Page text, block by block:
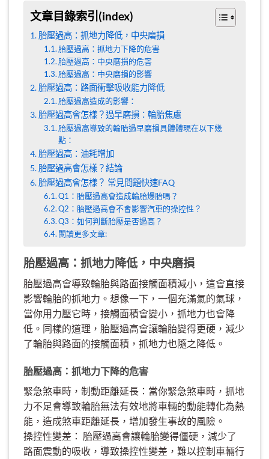
文章目錄索引(index)
胎壓過高：抓地力降低，中央磨損
胎壓過高：抓地力下降的危害
胎壓過高：中央磨損的危害
胎壓過高：中央磨損的影響
胎壓過高：路面衝擊吸收能力降低
胎壓過高造成的影響：
胎壓過高會怎樣？過早磨損：輪胎焦慮
胎壓過高導致的輪胎過早磨損具體體現在以下幾
點：
胎壓過高：油耗增加
胎壓過高會怎樣？結論
胎壓過高會怎樣？ 常見問題快速FAQ
Q1：胎壓過高會造成輪胎爆胎嗎？
Q2：胎壓過高會不會影響汽車的操控性？
Q3：如何判斷胎壓是否過高？
閱讀更多文章:
胎壓過高：抓地力降低，中央磨損
胎壓過高會導致輪胎與路面接觸面積減小，這會直接
影響輪胎的抓地力。想像一下，一個充滿氣的氣球，
當你用力壓它時，接觸面積會變小，抓地力也會降
低。同樣的道理，胎壓過高會讓輪胎變得更硬，減少
了輪胎與路面的接觸面積，抓地力也隨之降低。
胎壓過高：抓地力下降的危害
緊急煞車時，制動距離延長：當你緊急煞車時，抓地
力不足會導致輪胎無法有效地將車輛的動能轉化為熱
能，造成煞車距離延長，增加發生事故的風險。
操控性變差： 胎壓過高會讓輪胎變得僵硬，減少了
路面震動的吸收，導致操控性變差，難以控制車輛行